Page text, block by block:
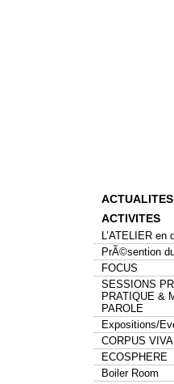
ACTUALITES
ACTIVITES
L’ATELIER en
PrÃ©sention
FOCUS
SESSIONS
PRATIQUE &
PAROLE
Expositions/
CORPUS
ECOSPHERE
Boiler Room